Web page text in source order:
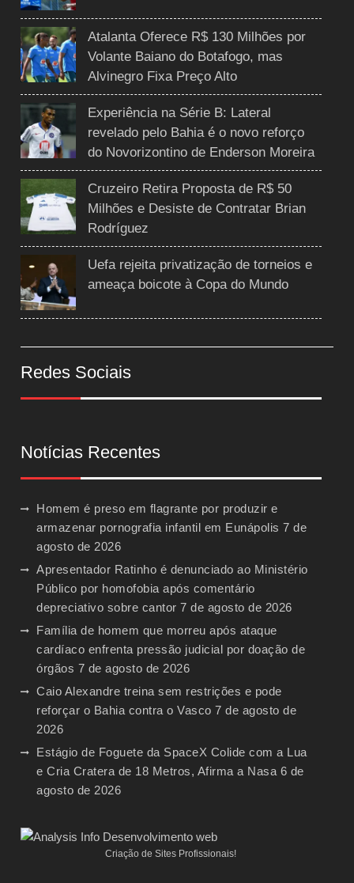
Atalanta Oferece R$ 130 Milhões por
Volante Baiano do Botafogo, mas
Alvinegro Fixa Preço Alto
Experiência na Série B: Lateral
revelado pelo Bahia é o novo reforço
do Novorizontino de Enderson Moreira
Cruzeiro Retira Proposta de R$ 50
Milhões e Desiste de Contratar Brian
Rodríguez
Uefa rejeita privatização de torneios e
ameaça boicote à Copa do Mundo
Redes Sociais
Notícias Recentes
Homem é preso em flagrante por produzir e
armazenar pornografia infantil em Eunápolis 7 de
agosto de 2026
Apresentador Ratinho é denunciado ao Ministério
Público por homofobia após comentário
depreciativo sobre cantor 7 de agosto de 2026
Família de homem que morreu após ataque
cardíaco enfrenta pressão judicial por doação de
órgãos 7 de agosto de 2026
Caio Alexandre treina sem restrições e pode
reforçar o Bahia contra o Vasco 7 de agosto de
2026
Estágio de Foguete da SpaceX Colide com a Lua
e Cria Cratera de 18 Metros, Afirma a Nasa 6 de
agosto de 2026
Criação de Sites Profissionais!